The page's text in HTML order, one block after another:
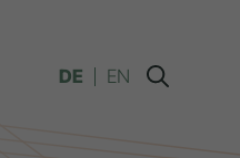
DE EN